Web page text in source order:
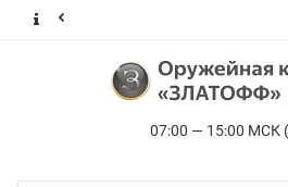
07:00 — 15:00 МСК